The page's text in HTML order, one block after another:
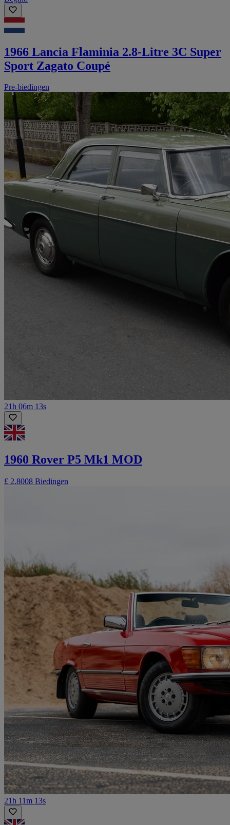
1966 Lancia Flaminia 2.8-Litre 3C Super
Sport Zagato Coupé
Pre-biedingen
21h 06m 13s
1960 Rover P5 Mk1 MOD
£ 2.8008 Biedingen
21h 11m 13s